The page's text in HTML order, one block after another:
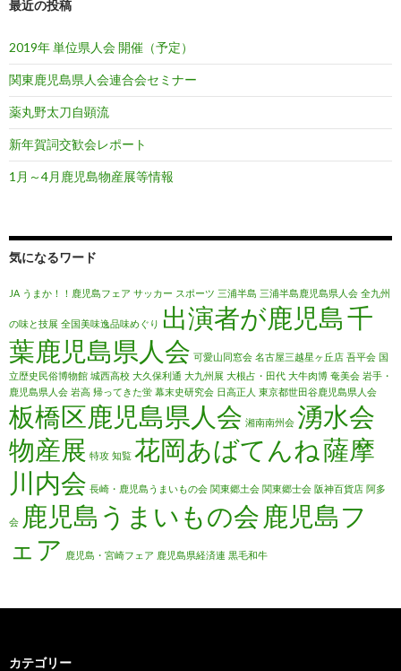
最近の投稿
2019年 単位県人会 開催（予定）
関東鹿児島県人会連合会セミナー
薬丸野太刀自顕流
新年賀詞交歓会レポート
1月～4月鹿児島物産展等情報
気になるワード
JA うまか！！鹿児島フェア サッカー スポーツ 三浦半島 三浦半島鹿児島県人会 全九州
の味と技展 全国美味逸品味めぐり 出演者が鹿児島千
葉鹿児島県人会 可愛山同窓会 名古屋三越星ヶ丘店 吾平会 国
立歴史民俗博物館 城西高校 大久保利通 大九州展 大根占・田代 大牛肉博 奄美会 岩手・
鹿児島県人会 岩高 帰ってきた蛍 幕末史研究会 日高正人 東京都世田谷鹿児島県人会
板橋区鹿児島県人会 湘南南州会 湧水会
物産展 特攻 知覧 花岡あばてんね薩摩
川内会 長崎・鹿児島うまいもの会 関東郷土会 関東郷士会 阪神百貨店 阿多
会 鹿児島うまいもの会 鹿児島フ
ェア 鹿児島・宮崎フェア 鹿児島県経済連 黒毛和牛
カテゴリー